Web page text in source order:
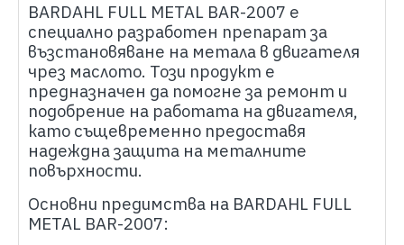
BARDAHL FULL METAL BAR-2007 е
специално разработен препарат за
възстановяване на метала в двигателя
чрез маслото. Този продукт е
предназначен да помогне за ремонт и
подобрение на работата на двигателя,
като същевременно предоставя
надеждна защита на металните
повърхности.
Основни предимства на BARDAHL FULL
METAL BAR-2007: